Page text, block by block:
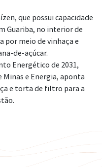
que possui capacidade
Guariba, no interior de
por meio de vinhaça e
de-açúcar.
Energético de 2031,
e Energia, aponta
e torta de filtro para a